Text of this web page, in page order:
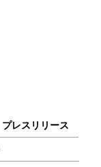
プレスリリース